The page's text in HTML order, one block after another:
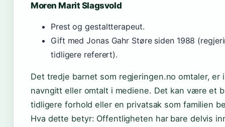
Moren Marit Slagsvold
Prest og gestaltterapeut.
Gift med Jonas Gahr Støre siden 1988
tidligere referert).
Det tredje barnet som regjeringen.no omtaler, er
navngitt eller omtalt i mediene. Det kan være et
tidligere forhold eller en privatsak som familien
Hva dette betyr: Offentligheten har bare delvis